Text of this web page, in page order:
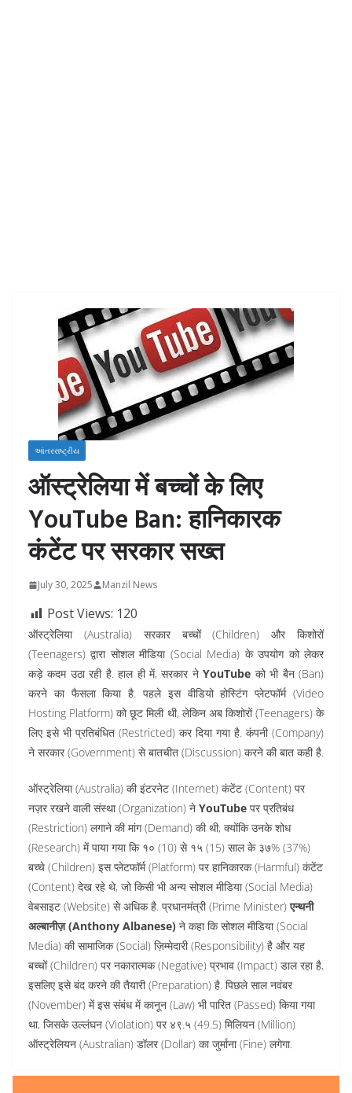
આંતરરાષ્ટ્રીય
ऑस्ट्रेलिया में बच्चों के लिए
YouTube Ban: हानिकारक
कंटेंट पर सरकार सख्त
July 30, 2025 Manzil News
Post Views: 120
ऑस्ट्रेलिया (Australia) सरकार बच्चों (Children) और किशोरों
(Teenagers) द्वारा सोशल मीडिया (Social Media) के उपयोग को लेकर
कड़े कदम उठा रही है. हाल ही में, सरकार नेYouTube को भी बैन (Ban)
करने का फैसला किया है. पहले इस वीडियो होस्टिंग प्लेटफॉर्म (Video
Hosting Platform) को छूट मिली थी, लेकिन अब किशोरों (Teenagers) के
लिए इसे भी प्रतिबंधित (Restricted) कर दिया गया है. कंपनी (Company)
ने सरकार (Government) से बातचीत (Discussion) करने की बात कही है.
ऑस्ट्रेलिया (Australia) की इंटरनेट (Internet) कंटेंट (Content) पर
नज़र रखने वाली संस्था (Organization) ने YouTube पर प्रतिबंध
(Restriction) लगाने की मांग (Demand) की थी, क्योंकि उनके शोध
(Research) में पाया गया कि १० (10) से १५ (15) साल के ३७% (37%)
बच्चे (Children) इस प्लेटफॉर्म (Platform) पर हानिकारक (Harmful) कंटेंट
(Content) देख रहे थे, जो किसी भी अन्य सोशल मीडिया (Social Media)
वेबसाइट (Website) से अधिक है. प्रधानमंत्री (Prime Minister)एन्थनी
अल्बानीज़ (Anthony Albanese) ने कहा कि सोशल मीडिया (Social
Media) की सामाजिक (Social) ज़िम्मेदारी (Responsibility) है और यह
बच्चों (Children) पर नकारात्मक (Negative) प्रभाव (Impact) डाल रहा है,
इसलिए इसे बंद करने की तैयारी (Preparation) है. पिछले साल नवंबर
(November) में इस संबंध में कानून (Law) भी पारित (Passed) किया गया
था, जिसके उल्लंघन (Violation) पर ४९.५ (49.5) मिलियन (Million)
ऑस्ट्रेलियन (Australian) डॉलर (Dollar) का जुर्माना (Fine) लगेगा.